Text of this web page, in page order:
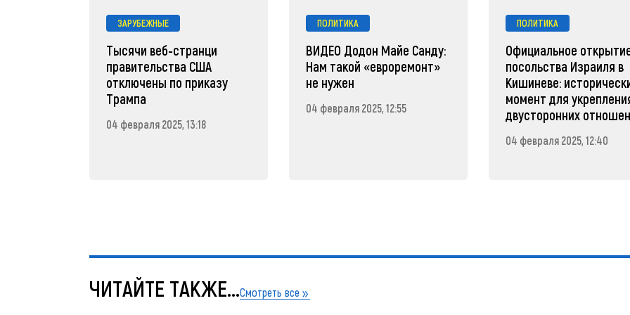
ЗАРУБЕЖНЫЕ
Тысячи веб-странци
правительства США
отключены по приказу
Трампа
04 февраля 2025, 13:18
ПОЛИТИКА
ВИДЕО Додон Майе Санду:
Нам такой «евроремонт»
не нужен
04 февраля 2025, 12:55
ПОЛИТИКА
Официальное
посольства Израиля в
Кишиневе:
момент для
двусторонних
04 февраля 2025, 12:40
ЧИТАЙТЕ ТАКЖЕ...Смотреть все